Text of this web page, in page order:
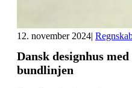
12. november 2024|
Dansk designhus
bundlinjen